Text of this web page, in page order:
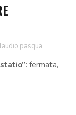
pasqua
: fermata,